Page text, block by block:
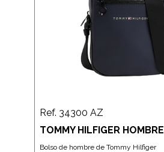
Ref. 34300 AZ
TOMMY HILFIGER HOMBRE
Bolso de hombre de Tommy Hilfiger